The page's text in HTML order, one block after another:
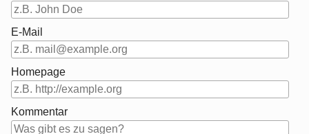
E-Mail
Homepage
Kommentar